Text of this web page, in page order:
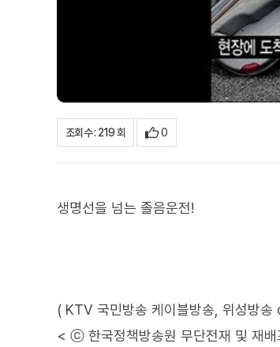
조회수 : 219 회 0
생명선을 넘는 졸음운전!
( KTV 국민방송 케이블방송, 위성방송
< ⓒ 한국정책방송원 무단전재 및 재배